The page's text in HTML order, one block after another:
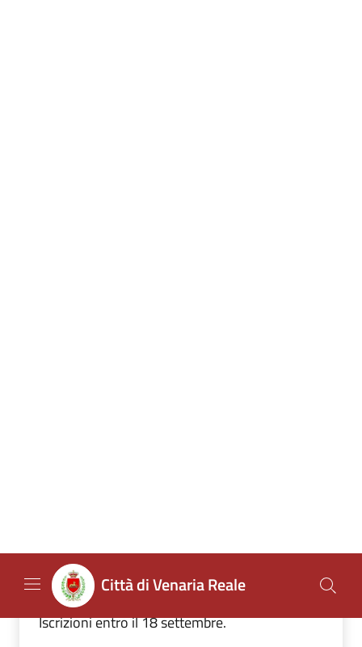
Torna la Festa della Nascita alla Reggia di
Venaria, dedicata alle famiglie delle nuove
nate e dei nuovi nati nel 2025 e nel 2026.
Iscrizioni entro il 18 settembre.